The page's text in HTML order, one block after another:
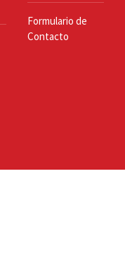
Formulario de
Contacto